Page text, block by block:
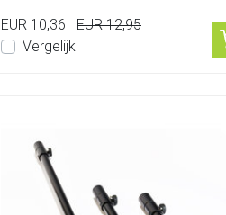
EUR 10,36
EUR 12,95
Vergelijk